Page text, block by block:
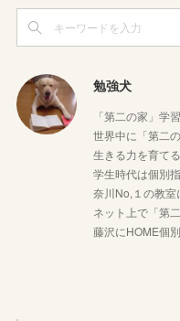
勉強犬
「第二の家」学
世界中に「第二
生きる力を育て
学生時代は個別
奈川No,１の教
ネット上で「第
藤沢にHOME個